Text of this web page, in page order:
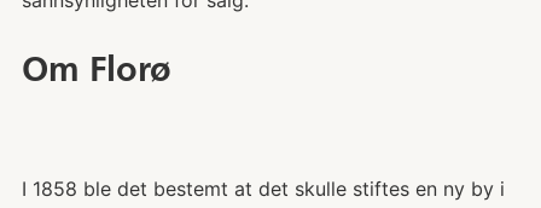
Om Florø
I 1858 ble det bestemt at det skulle stiftes en ny by i